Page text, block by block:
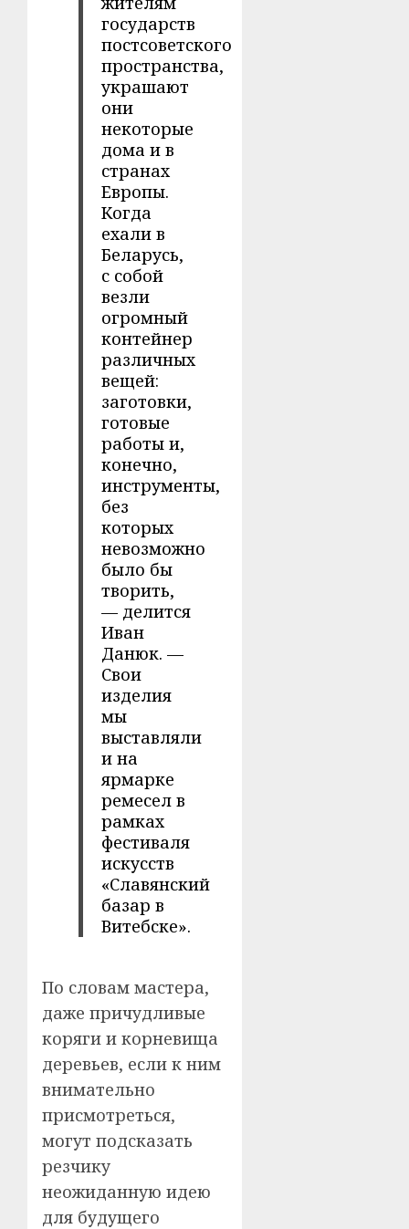
государств
постсоветского
пространства,
украшают
они
некоторые
дома и в
странах
Европы.
Когда
ехали в
Беларусь,
с собой
везли
огромный
контейнер
различных
вещей:
заготовки,
готовые
работы и,
конечно,
инструменты,
без
которых
невозможно
было бы
творить,
— делится
Иван
Данюк. —
Свои
изделия
мы
выставляли
и на
ярмарке
ремесел в
рамках
фестиваля
искусств
«Славянский
базар в
Витебске».
По словам мастера,
даже причудливые
коряги и корневища
деревьев, если к ним
внимательно
присмотреться,
могут подсказать
резчику
неожиданную идею
для будущего